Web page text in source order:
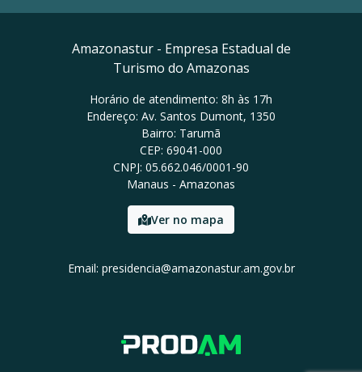
Amazonastur - Empresa Estadual de
Turismo do Amazonas
Horário de atendimento: 8h às 17h
Endereço: Av. Santos Dumont, 1350
Bairro: Tarumã
CEP: 69041-000
CNPJ: 05.662.046/0001-90
Manaus - Amazonas
Ver no mapa
Email: presidencia@amazonastur.am.gov.br